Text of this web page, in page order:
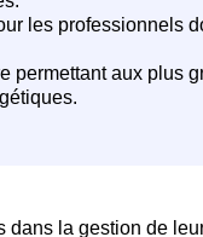
dans la gestion de